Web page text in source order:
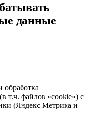
данные
обработка
т.ч. файлов «cookie») с
(Яндекс Метрика и